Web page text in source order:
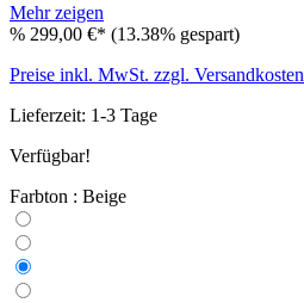
Mehr zeigen
% 299,00 €* (13.38% gespart)
Preise inkl. MwSt. zzgl. Versandkosten
Lieferzeit: 1-3 Tage
Verfügbar!
Farbton : Beige